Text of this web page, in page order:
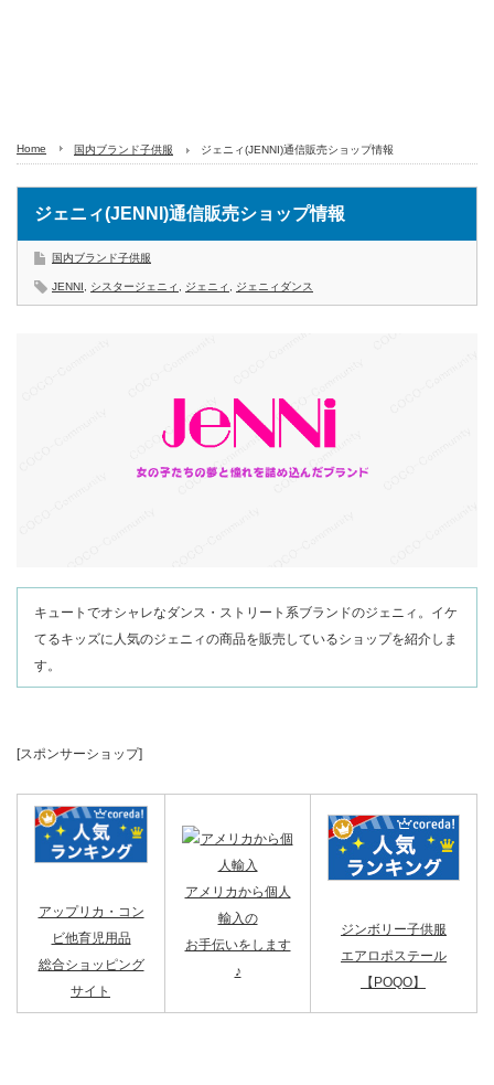
Home 国内ブランド子供服 ジェニィ(JENNI)通信販売ショップ情報
ジェニィ(JENNI)通信販売ショップ情報
国内ブランド子供服
JENNI シスタージェニィ ジェニィ ジェニィダンス
キュートでオシャレなダンス・ストリート系ブランドのジェニィ。イケ
てるキッズに人気のジェニィの商品を販売しているショップを紹介しま
す。
[スポンサーショップ]
アップリカ・コン
ビ他育児用品
総合ショッピング
サイト
アメリカから個人
輸入の
お手伝いをします
♪
ジンボリー子供服
エアロポステール
【POQO】